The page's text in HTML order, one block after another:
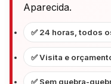
Aparecida.
✅ 24 horas, todos
✅ Visita e
✅ Sem quebra-